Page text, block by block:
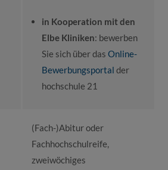
in Kooperation mit den
Elbe Kliniken: bewerben
Sie sich über das Online-
Bewerbungsportal der
hochschule 21
(Fach-)Abitur oder
Fachhochschulreife,
zweiwöchiges